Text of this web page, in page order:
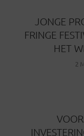
JONGE
FRINGE
HET
2